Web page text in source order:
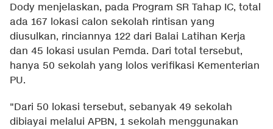
Dody menjelaskan, pada Program SR Tahap IC, total
ada 167 lokasi calon sekolah rintisan yang
diusulkan, rinciannya 122 dari Balai Latihan Kerja
dan 45 lokasi usulan Pemda. Dari total tersebut,
hanya 50 sekolah yang lolos verifikasi Kementerian
PU.
"Dari 50 lokasi tersebut, sebanyak 49 sekolah
dibiayai melalui APBN, 1 sekolah menggunakan